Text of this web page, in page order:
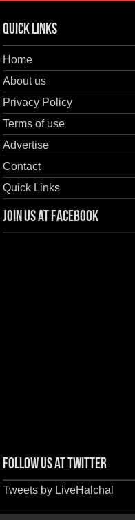
Quick Links
Home
About us
Privacy Policy
Terms of use
Advertise
Contact
Quick Links
Join us at Facebook
Follow us at Twitter
Tweets by LiveHalchal